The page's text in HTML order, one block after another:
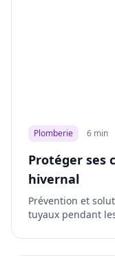
Plomberie 6 min
Protéger ses
hivernal
Prévention et
tuyaux pendant